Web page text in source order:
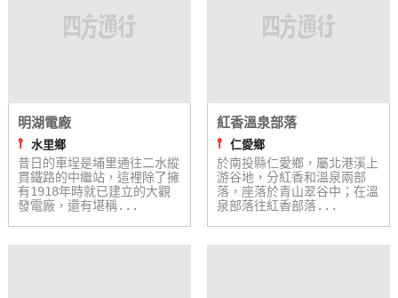
明湖電廠
⫯ 水里鄉
昔日的車埕是埔里通往二水縱
貫鐵路的中繼站，這裡除了擁
有1918年時就已建立的大觀
發電廠，還有堪稱...
紅香溫泉部落
⫯ 仁愛鄉
於南投縣仁愛鄉，屬北港溪上
游谷地，分紅香和溫泉兩部
落，座落於青山翠谷中；在溫
泉部落往紅香部落...